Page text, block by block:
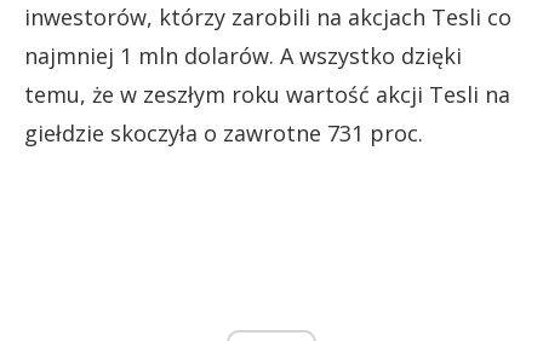
inwestorów, którzy zarobili na akcjach Tesli co
najmniej 1 mln dolarów. A wszystko dzięki
temu, że w zeszłym roku wartość akcji Tesli na
giełdzie skoczyła o zawrotne 731 proc.